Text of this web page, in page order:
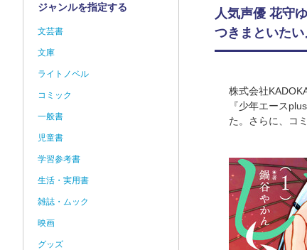
人気声優 花守
つきまといた
株式会社
『少年エース
た。さらに、コ
ジャンルを指定する
文芸書
文庫
ライトノベル
コミック
一般書
児童書
学習参考書
生活・実用書
雑誌・ムック
映画
グッズ